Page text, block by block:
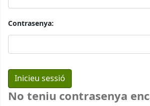
Contrasenya:
No teniu contrasenya